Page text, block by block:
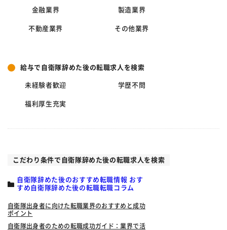
金融業界 製造業界
不動産業界 その他業界
給与で自衛隊辞めた後の転職求人を検索
未経験者歓迎 学歴不問
福利厚生充実
こだわり条件で自衛隊辞めた後の転職求人を検索
自衛隊辞めた後のおすすめ転職情報 おす
すめ自衛隊辞めた後の転職転職コラム
自衛隊出身者に向けた転職業界のおすすめと成功
ポイント
自衛隊出身者のための転職成功ガイド：業界で活